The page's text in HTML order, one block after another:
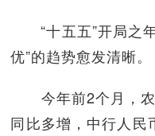
“十五五”开局之年
优”的趋势愈发清晰。
今年前2个月，农
同比多增，中行人民